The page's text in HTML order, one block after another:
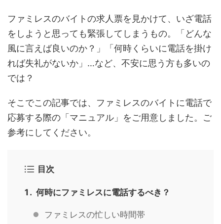
ファミレスのバイトの求人票を見かけて、いざ電話
をしようと思っても緊張してしまうもの。「どんな
風に言えば良いのか？」「何時くらいに電話を掛け
れば失礼がないか」…など、不安に思う方も多いの
では？
そこでこの記事では、ファミレスのバイトに電話で
応募する際の「マニュアル」をご用意しました。ご
参考にしてください。
目次
何時にファミレスに電話するべき？
ファミレスの忙しい時間帯